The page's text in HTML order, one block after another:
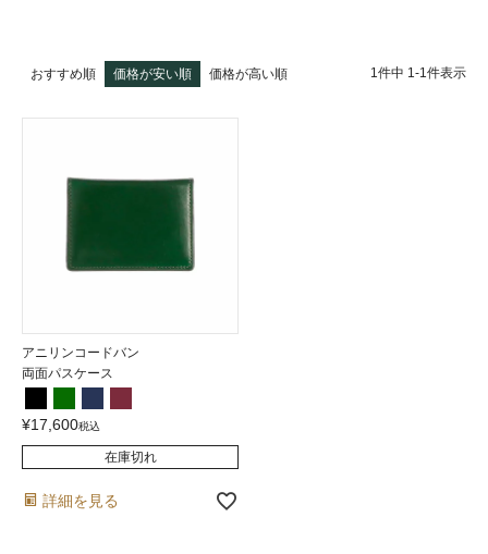
おすすめ順 価格が安い順 価格が高い順 1件中 1-1件表示
アニリンコードバン
両面パスケース
¥17,600税込
在庫切れ
詳細を見る